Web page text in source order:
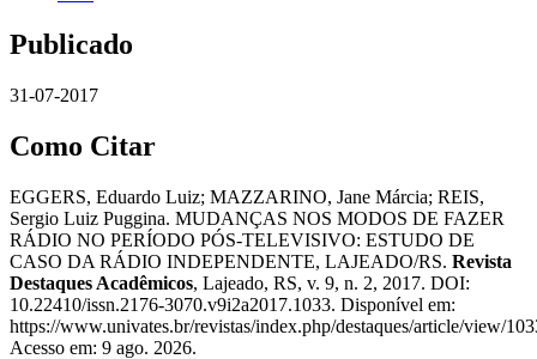
Publicado
31-07-2017
Como Citar
EGGERS, Eduardo Luiz; MAZZARINO, Jane Márcia; REIS,
Sergio Luiz Puggina. MUDANÇAS NOS MODOS DE FAZER
RÁDIO NO PERÍODO PÓS-TELEVISIVO: ESTUDO DE
CASO DA RÁDIO INDEPENDENTE, LAJEADO/RS. Revista
Destaques Acadêmicos, Lajeado, RS, v. 9, n. 2, 2017. DOI:
10.22410/issn.2176-3070.v9i2a2017.1033. Disponível em:
https://www.univates.br/revistas/index.php/destaques/article/view/
Acesso em: 9 ago. 2026.